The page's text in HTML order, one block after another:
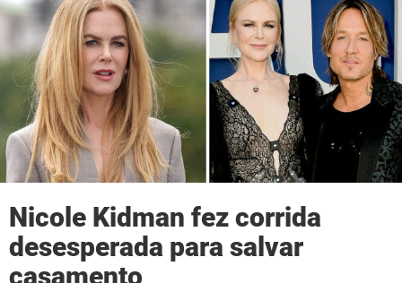
Nicole Kidman fez corrida
desesperada para salvar
casamento